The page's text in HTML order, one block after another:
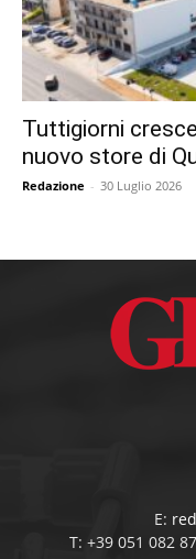
Tuttigiorni
nuovo store di
Redazione - 30 Luglio 2026
E:
T: +39 051 082